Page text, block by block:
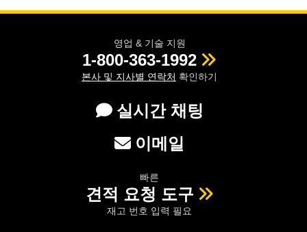
영업 & 기술 지원
1-800-363-1992
본사 및 지사별 연락처 확인하기
실시간 채팅
이메일
빠른
견적 요청 도구
재고 번호 입력 필요